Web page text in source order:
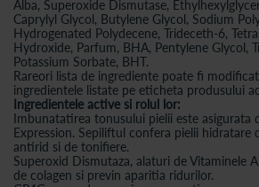
Alba, Superoxide Dismutase,
Caprylyl Glycol, Butylene Glycol, Sodium
Hydrogenated Polydecene, Trideceth-6,
Hydroxide, Parfum, BHA, Pentylene Glycol,
Potassium Sorbate, BHT.
Rareori lista de ingrediente poate fi
ingredientele listate pe eticheta produsului
Ingredientele active si rolul lor:
Imbunatatirea tonusului pielii este asigurata
Expression. Sepiliftul confera pielii hidratare
antirid si de tonifiere.
Superoxid Dismutaza, alaturi de Vitaminele
de colagen si previn aparitia ridurilor.